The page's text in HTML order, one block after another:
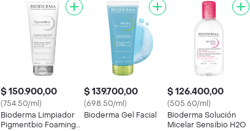
$ 150.900,00
(754.50/ml)
Bioderma Limpiador
Pigmentbio Foaming
$ 139.700,00
(698.50/ml)
Bioderma Gel Facial
$ 126.400,00
(505.60/ml)
Bioderma Solución
Micelar Sensibio H2O